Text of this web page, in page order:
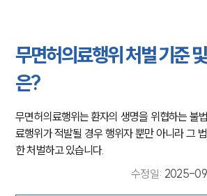
무면허의료행위 처벌 기준
은?
무면허의료행위는 환자의 생명을 위협하는 불
료행위가 적발될 경우 행위자 뿐만 아니라 그
한 처벌하고 있습니다.
수정일: 2025-